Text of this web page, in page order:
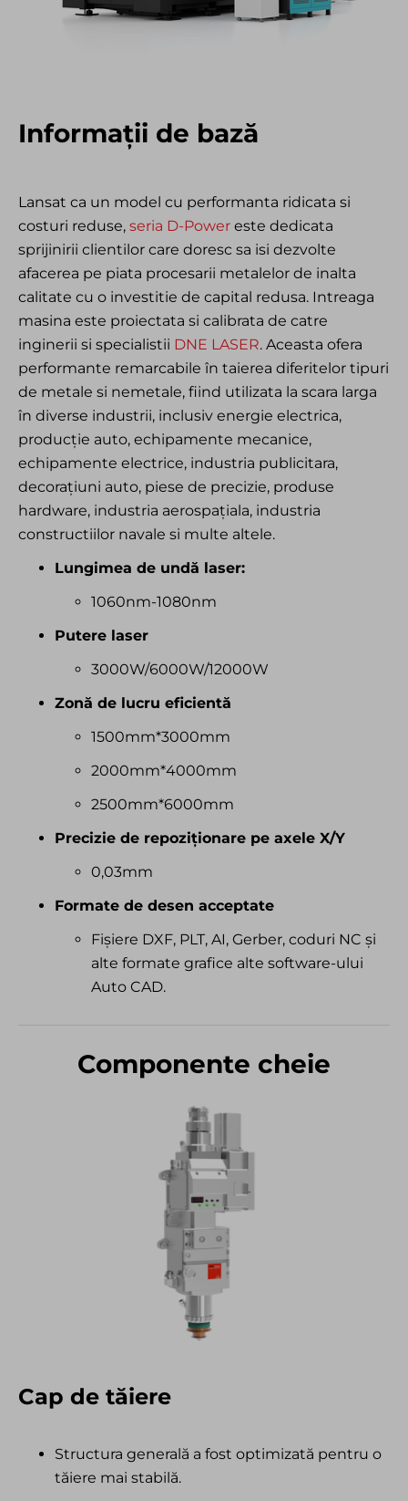
Informații de bază
Lansat ca un model cu performanta ridicata si
costuri reduse, seria D-Power este dedicata
sprijinirii clientilor care doresc sa isi dezvolte
afacerea pe piata procesarii metalelor de inalta
calitate cu o investitie de capital redusa. Intreaga
masina este proiectata si calibrata de catre
inginerii si specialistii DNE LASER. Aceasta ofera
performante remarcabile în taierea diferitelor tipuri
de metale si nemetale, fiind utilizata la scara larga
în diverse industrii, inclusiv energie electrica,
producție auto, echipamente mecanice,
echipamente electrice, industria publicitara,
decorațiuni auto, piese de precizie, produse
hardware, industria aerospațiala, industria
constructiilor navale si multe altele.
Lungimea de undă laser:
1060nm-1080nm
Putere laser
3000W/6000W/12000W
Zonă de lucru eficientă
1500mm*3000mm
2000mm*4000mm
2500mm*6000mm
Precizie de repoziționare pe axele X/Y
0,03mm
Formate de desen acceptate
Fișiere DXF, PLT, AI, Gerber, coduri NC și
alte formate grafice alte software-ului
Auto CAD.
Componente cheie
Cap de tăiere
Structura generală a fost optimizată pentru o
tăiere mai stabilă.